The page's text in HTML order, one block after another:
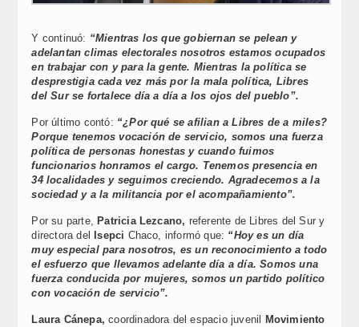
Y continuó: “Mientras los que gobiernan se pelean y
adelantan climas electorales nosotros estamos ocupados
en trabajar con y para la gente. Mientras la política se
desprestigia cada vez más por la mala política, Libres
del Sur se fortalece día a día a los ojos del pueblo”.
Por último contó: “¿Por qué se afilian a Libres de a miles?
Porque tenemos vocación de servicio, somos una fuerza
política de personas honestas y cuando fuimos
funcionarios honramos el cargo. Tenemos presencia en
34 localidades y seguimos creciendo. Agradecemos a la
sociedad y a la militancia por el acompañamiento”.
Por su parte, Patricia Lezcano, referente de Libres del Sur y
directora del
Isepci Chaco, informó que: “Hoy es un día
muy especial para nosotros, es un reconocimiento a todo
el esfuerzo que llevamos adelante día a día. Somos una
fuerza conducida por mujeres, somos un partido político
con vocación de servicio”.
Laura Cánepa, coordinadora del espacio juvenil
Movimiento